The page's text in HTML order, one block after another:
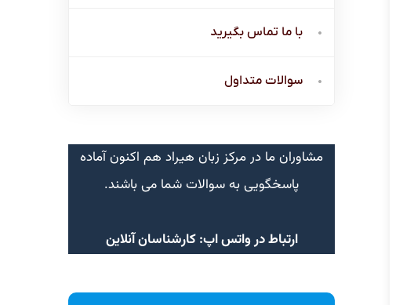
با ما تماس بگیرید
سوالات متداول
مشاوران ما در مرکز زبان هیراد هم اکنون آماده
پاسخگویی به سوالات شما می باشند.
ارتباط در واتس اپ: کارشناسان آنلاین